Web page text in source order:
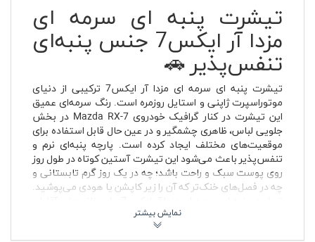
تیشرت پنبه ای سرمه ای
مزدا آر ایکس7 جنس پنبه‌ای
تنفس‌پذیر 🚗
تیشرت پنبه ای سرمه ای مزدا آر ایکس7 ترکیبی از دنیای
موتوراسپرت ژاپنی و استایل روزمره است. رنگ سرمه‌ای عمیق
این تیشرت در کنار گرافیک خودروی Mazda RX-7 در بخش
جلویی لباس، ظاهری چشمگیر و در عین حال قابل استفاده برای
موقعیت‌های مختلف ایجاد کرده است. پارچه پنبه‌ای نرم و
تنفس‌پذیر باعث می‌شود این تیشرت آستین کوتاه در طول روز
روی پوست سبک و راحت باشد؛ چه در یک روز گرم تابستانی و
چه در فصل‌های خنک‌تر که آن را زیر کاپشن یا هودی می‌پوشید.
طراحی شده و به‌راحتی در استایل زنانه و مردانه جا می‌گیرد.